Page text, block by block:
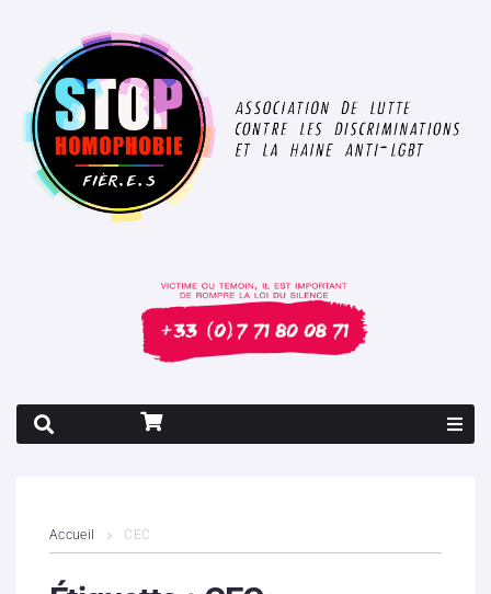
Contenus litigieux
Accueil CEC